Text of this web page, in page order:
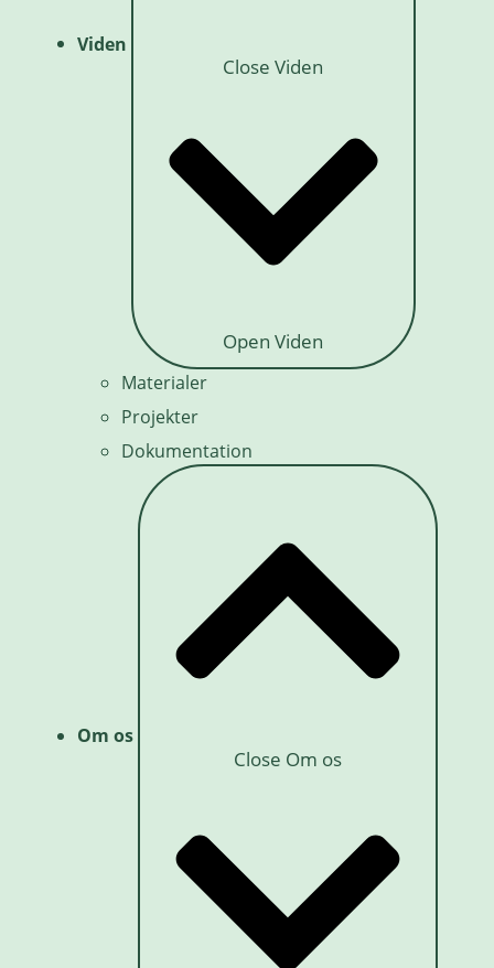
Viden
Close Viden
Open Viden
Materialer
Projekter
Dokumentation
Om os
Close Om os